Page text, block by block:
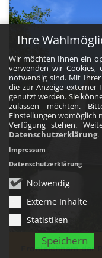
Ihre
Wir möchten Ihnen ein
verwenden wir Cookies,
notwendig sind. Mit
die zur Anzeige externer
genutzt werden. Sie
zulassen möchten.
Einstellungen womöglich
Verfügung stehen.
Datenschutzerklärung.
Notwendig
Externe Inhalte
Statistiken
Speichern
Impressum
Datenschutzerklärung
Fronleichnam der